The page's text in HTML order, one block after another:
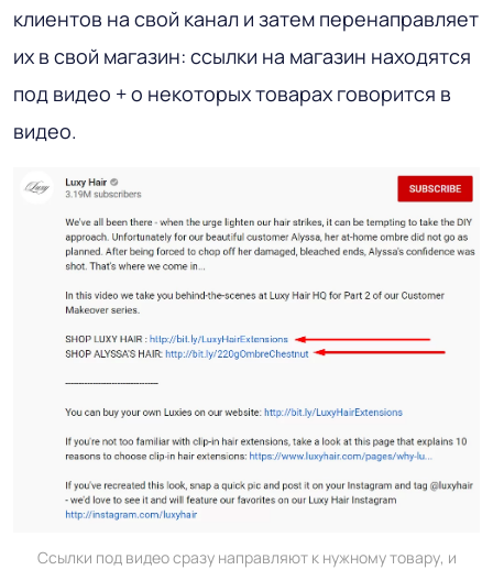
клиентов на свой канал и затем перенаправляет
их в свой магазин: ссылки на магазин находятся
под видео + о некоторых товарах говорится в
видео.
Ссылки под видео сразу направляют к нужному товару, и